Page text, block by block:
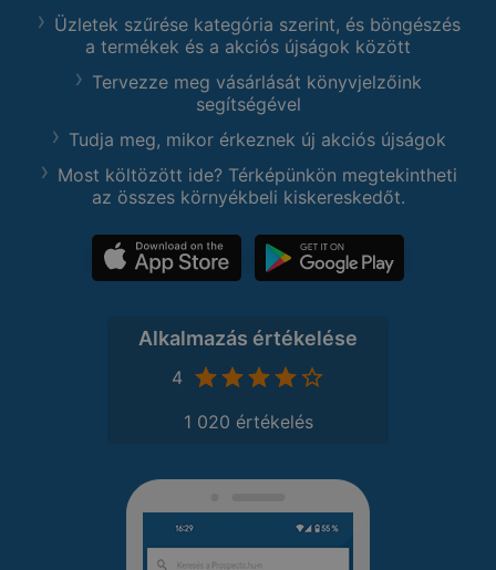
Üzletek szűrése kategória szerint, és böngészés
a termékek és a akciós újságok között
Tervezze meg vásárlását könyvjelzőink
segítségével
Tudja meg, mikor érkeznek új akciós újságok
Most költözött ide? Térképünkön megtekintheti
az összes környékbeli kiskereskedőt.
Alkalmazás értékelése
4
1 020 értékelés